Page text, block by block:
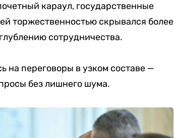
караул, государственные
торжественностью скрывался более
сотрудничества.
на переговоры в узком составе —
без лишнего шума.